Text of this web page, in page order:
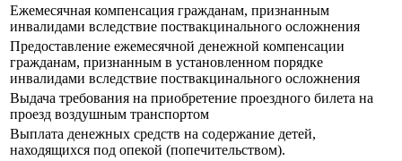
Ежемесячная компенсация гражданам, признанным
инвалидами вследствие поствакцинального осложнения
Предоставление ежемесячной денежной компенсации
гражданам, признанным в установленном порядке
инвалидами вследствие поствакцинального осложнения
Выдача требования на приобретение проездного билета на
проезд воздушным транспортом
Выплата денежных средств на содержание детей,
находящихся под опекой (попечительством).